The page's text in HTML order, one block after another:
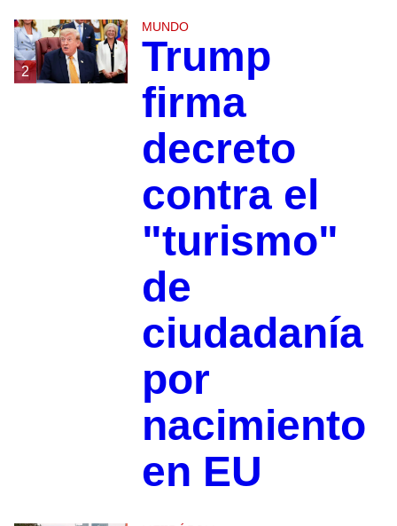
2
MUNDO
Trump
firma
decreto
contra el
"turismo"
de
ciudadanía
por
nacimiento
en EU